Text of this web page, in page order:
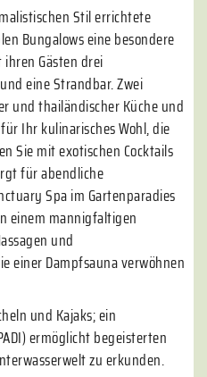
Stil errichtete
Bungalows eine besondere
Gästen drei
eine Strandbar. Zwei
und thailändischer Küche und
Ihr kulinarisches Wohl, die
Sie mit exotischen Cocktails
für abendliche
Spa im Gartenparadies
einem mannigfaltigen
und
einer Dampfsauna verwöhnen
und Kajaks; ein
ermöglicht begeisterten
zu erkunden.